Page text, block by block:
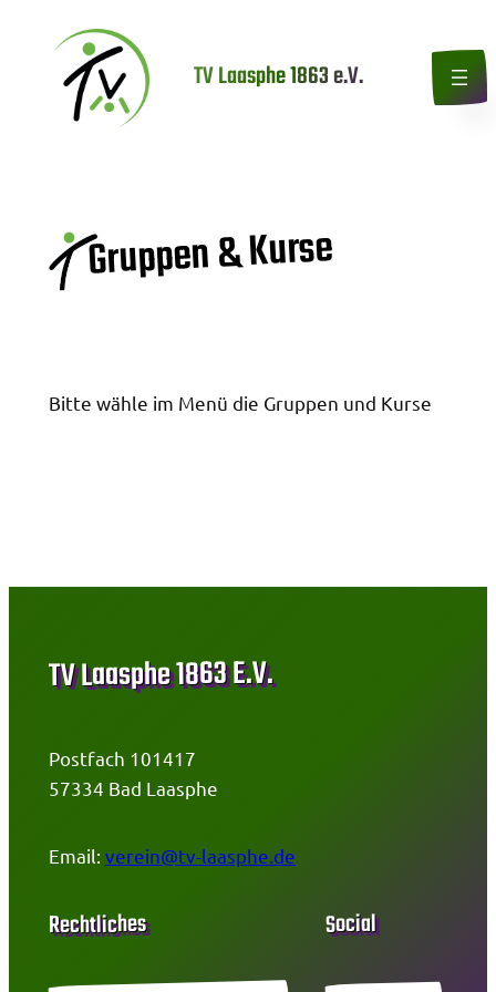
Inhalt
springen
TV Laasphe 1863 e.V.
Gruppen & Kurse
Bitte wähle im Menü die Gruppen und Kurse
TV Laasphe 1863 E.V.
Postfach 101417
57334 Bad Laasphe
Email: verein@tv-laasphe.de
Rechtliches Social